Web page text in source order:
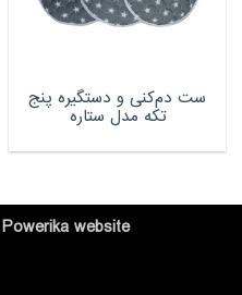
ست دم‌کنی و دستگیره پنج
تکه مدل ستاره
Powerikawebsite